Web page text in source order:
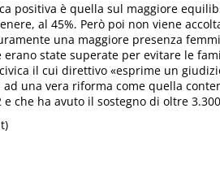
positiva è quella sul maggiore
al 45%. Però poi non viene
una maggiore presenza
erano state superate per evitare le
il cui direttivo «esprime un
una vera riforma come quella
e che ha avuto il sostegno di oltre